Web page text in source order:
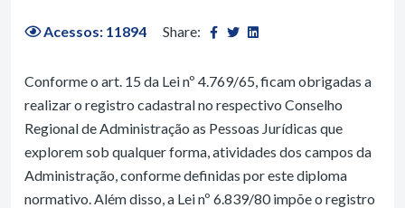
Acessos: 11894 Share:
Conforme o art. 15 da Lei nº 4.769/65, ficam obrigadas a
realizar o registro cadastral no respectivo Conselho
Regional de Administração as Pessoas Jurídicas que
explorem sob qualquer forma, atividades dos campos da
Administração, conforme definidas por este diploma
normativo. Além disso, a Lei nº 6.839/80 impõe o registro